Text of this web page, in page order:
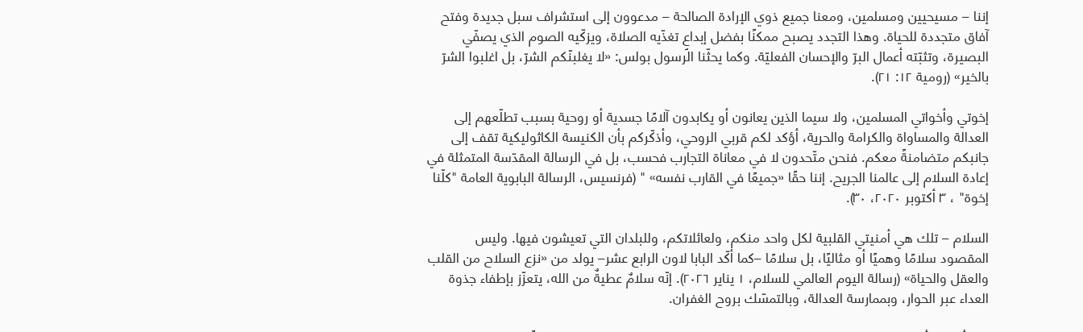
إننا – مسيحيين ومسلمين، ومعنا جميع ذوي الإرادة الصالحة – مدعوون إلى استشراف سبل جديدة وفتح
آفاق متجددة للحياة. وهذا التجدد يصبح ممكنًا بفضل إبداعٍ تغذّيه الصلاة، ويزكّيه الصوم الذي يصفّي
البصيرة، وتثبّته أعمال البرّ والإحسان الفعليّة. وكما يحثّنا الرسول بولس: «لا يغلبنّكم الشرّ، بل اغلبوا الشرّ
بالخير» (رومية ١٢: ٢١).
إخوتي وأخواتي المسلمين، ولا سيما الذين يعانون أو يكابدون آلامًا جسدية أو روحية بسبب تطلّعهم إلى
العدالة والمساواة والكرامة والحرية، أؤكد لكم قربي الروحي، وأذكّركم بأن الكنيسة الكاثوليكية تقف إلى
جانبكم متضامنةً معكم. فنحن متّحدون لا في معاناة التجارب فحسب، بل في الرسالة المقدّسة المتمثلة في
إعادة السلام إلى عالمنا الجريح. إننا حقًا «جميعًا في القارب نفسه» " (فرنسيس، الرسالة البابوية العامة "كلّنا
إخوة" ، ٣ أكتوبر ٢٠٢٠، ٣٠).
السلام – تلك هي أمنيتي القلبية لكل واحد منكم، ولعائلاتكم، وللبلدان التي تعيشون فيها. وليس
المقصود سلامًا وهميًا أو مثاليًا، بل سلامًا –كما أكّد البابا لاون الرابع عشر– يولد من «نزع السلاح من القلب
والعقل والحياة» (رسالة اليوم العالمي للسلام، ١ يناير ٢٠٢٦). إنّه سلامٌ عطيةٌ من الله، يتعزّز بإطفاء جذوة
العداء عبر الحوار، وبممارسة العدالة، وبالتمسّك بروح الغفران.